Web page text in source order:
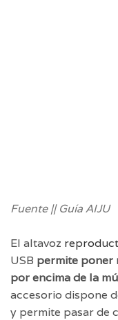
Fuente || Guía AIJU
El altavoz
USB permite poner
por encima de la
accesorio dispone
y permite pasar de